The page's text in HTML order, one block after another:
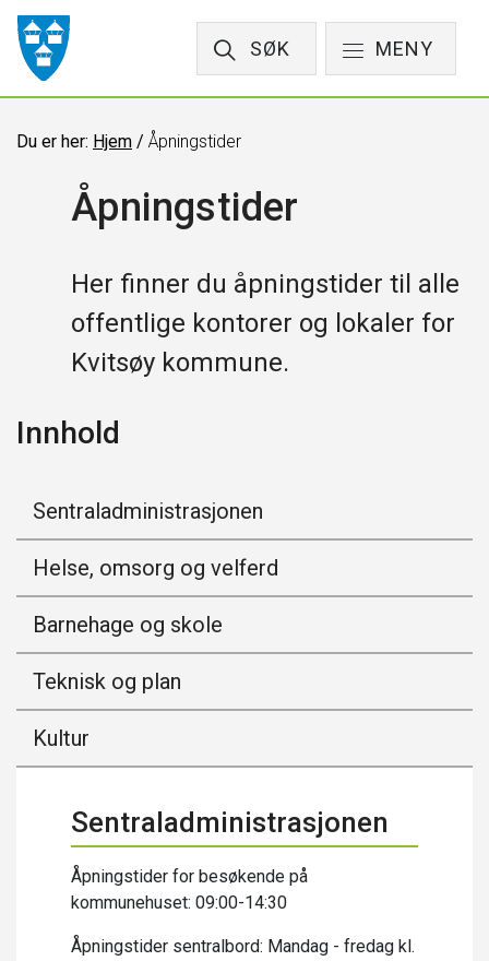
SØK MENY
Du er her: Hjem / Åpningstider
Åpningstider
Her finner du åpningstider til alle
offentlige kontorer og lokaler for
Kvitsøy kommune.
Innhold
Sentraladministrasjonen
Helse, omsorg og velferd
Barnehage og skole
Teknisk og plan
Kultur
Sentraladministrasjonen
Åpningstider for besøkende på
kommunehuset: 09:00-14:30
Åpningstider sentralbord: Mandag - fredag kl.